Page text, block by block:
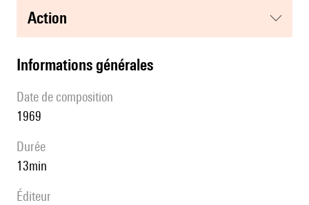
action
informations générales
date de composition
1969
durée
13min
éditeur